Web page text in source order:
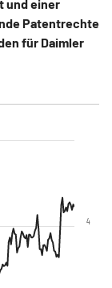
und einer
Patentrechte
für Daimler
4